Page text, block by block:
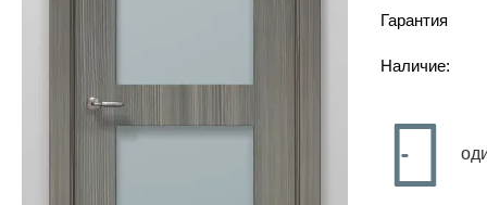
Гарантия
Наличие: